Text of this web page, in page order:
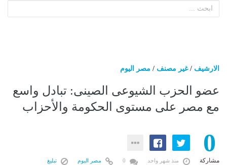
الارشيف /غير مصنف / مصر اليوم
عضو الحزب الشيوعى الصينى: تبادل واسع
مع مصر على مستوى الحكومة والأحزاب
0
مشاركة منذ شهر واحد مصر اليوم تبليغ